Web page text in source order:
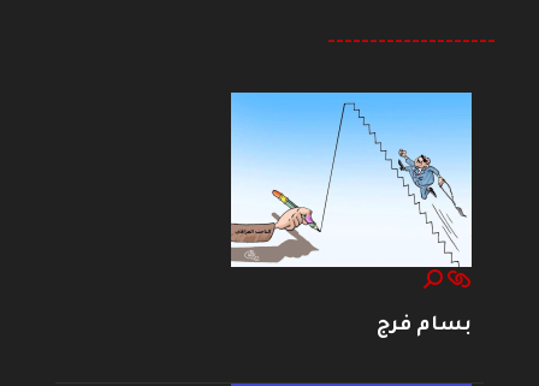
--------------------
بسام فرج